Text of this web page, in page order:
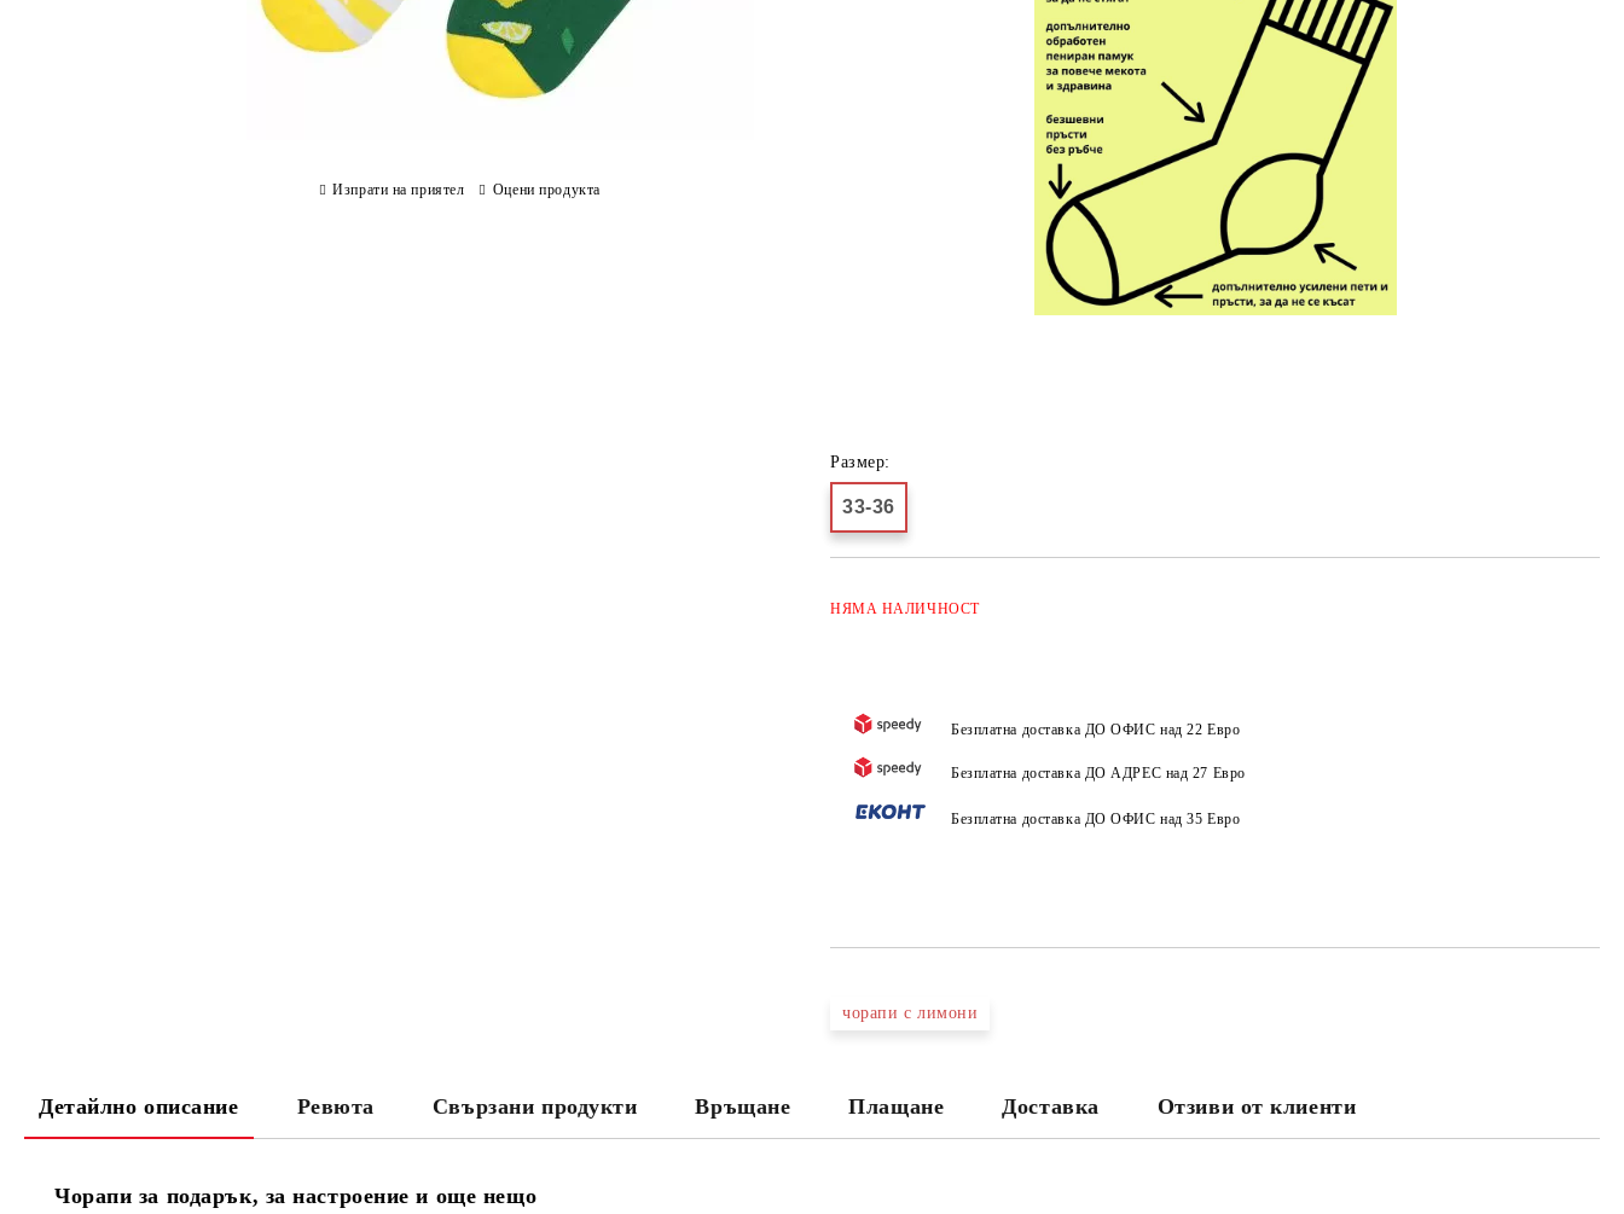
Размер:
33-36
НЯМА НАЛИЧНОСТ
Безплатна доставка ДО ОФИС над 22 Евро
Безплатна доставка ДО АДРЕС над 27 Евро
Безплатна доставка ДО ОФИС над 35 Евро
чорапи с лимони
Изпрати на приятел Оцени продукта
Детайлно описание Ревюта Свързани продукти Връщане Плащане Доставка Отзиви от клиенти
Чорапи за подарък, за настроение и още нещо